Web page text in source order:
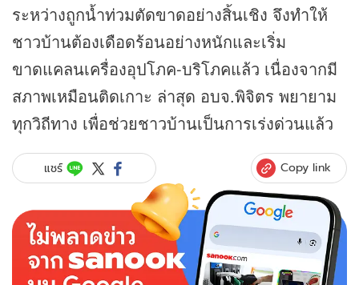
ระหว่างถูกน้ำท่วมตัดขาดอย่างสิ้นเชิง จึงทำให้
ชาวบ้านต้องเดือดร้อนอย่างหนักและเริ่ม
ขาดแคลนเครื่องอุปโภค-บริโภคแล้ว เนื่องจากมี
สภาพเหมือนติดเกาะ ล่าสุด อบจ.พิจิตร พยายาม
ทุกวิถีทาง เพื่อช่วยชาวบ้านเป็นการเร่งด่วนแล้ว
แชร์ Copy link